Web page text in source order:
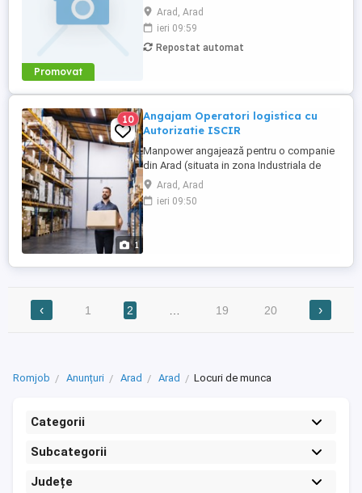
Promovat
experiență). SE OFERA: - Salariu pentru
operator producție 4560 lei Brut; - Tichete
de masă în valoare de 40 lei zi lucrată; -
25% spor pentru turele de noapte; - Bonus
Arad, Arad
ieri 09:59
Repostat automat
1
10
Angajam Operatori logistica cu
Autorizatie ISCIR
Manpower angajează pentru o companie
din Arad (situata in zona Industriala de
Vest) operatori logistica cu Autorizatie
ISCIR- disponibilitate de a lucra in 3
schimburi si 12 24-12 48. Pachetul de
Arad, Arad
ieri 09:50
‹ 1 2 19 20 ›
Romjob Anunțuri Arad Arad Locuri de munca
Categorii
Subcategorii
Județe